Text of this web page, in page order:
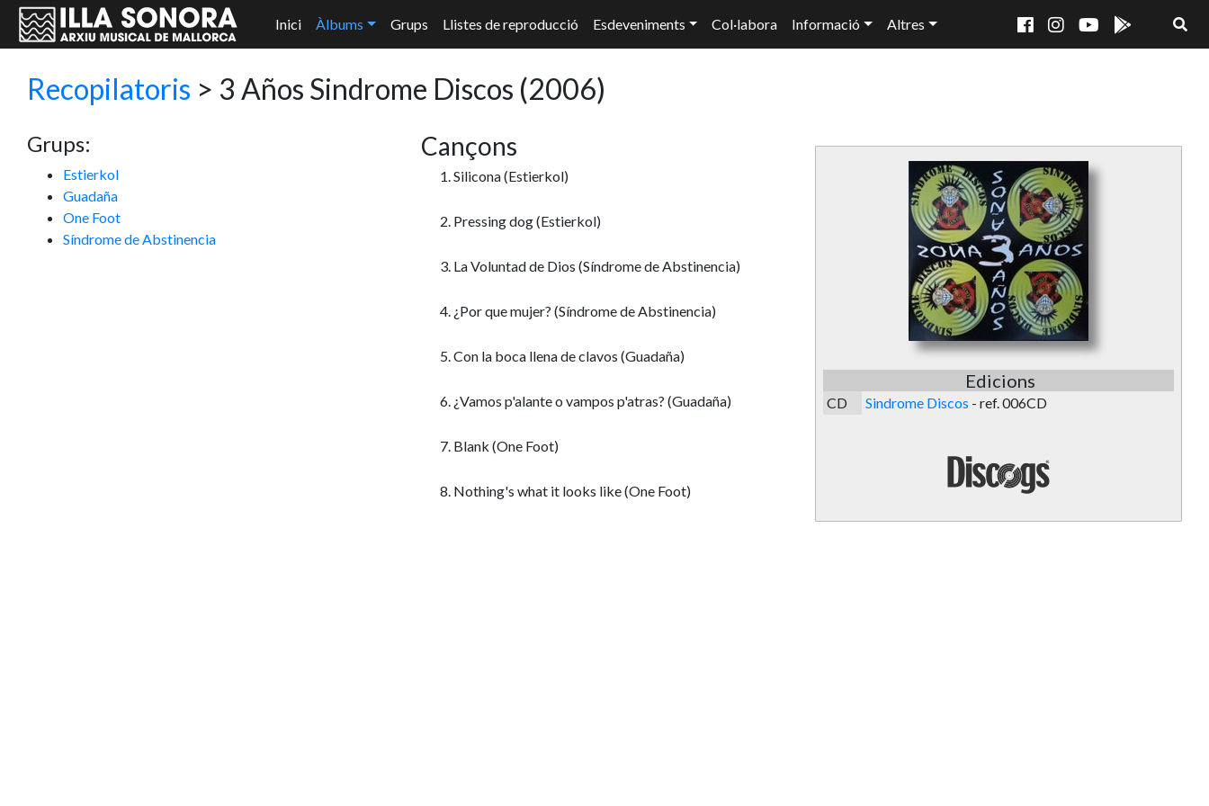
Inici Àlbums Grups Llistes de reproducció Esdeveniments Col·labora Informació Altres
Recopilatoris > 3 Años Sindrome Discos (2006)
Grups:
Estierkol
Guadaña
One Foot
Síndrome de Abstinencia
Cançons
1. Silicona(Estierkol)
2. Pressing dog(Estierkol)
3. La Voluntad de Dios (Síndrome de Abstinencia)
4. ¿Por que mujer? (Síndrome de Abstinencia)
5. Con la boca llena de clavos (Guadaña)
6. ¿Vamos p'alante o vampos p'atras? (Guadaña)
7. Blank (One Foot)
8. Nothing's what it looks like(One Foot)
Edicions
CD Sindrome Discos - ref. 006CD